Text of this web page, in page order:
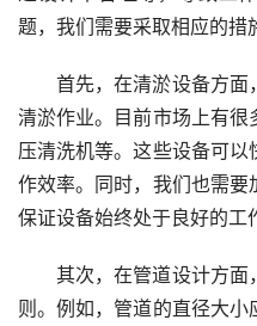
题，我们需要采取相应的措
首先，在清淤设备方
清淤作业。目前市场上有
压清洗机等。这些设备可
作效率。同时，我们也需要
保证设备始终处于良好的工
其次，在管道设计方
则。例如，管道的直径大